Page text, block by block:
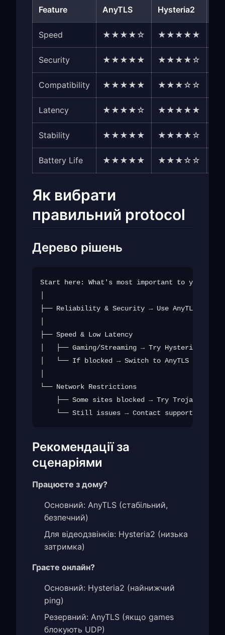
Feature AnyTLS Hysteria2
Speed ★★★★☆ ★★★★★
Security ★★★★★ ★★★★☆
Compatibility ★★★★★ ★★★☆☆
Latency ★★★★☆ ★★★★★
Stability ★★★★★ ★★★★☆
Battery Life ★★★★★ ★★★☆☆
Як вибрати
правильний protocol
Дерево рішень
Start here: What's most important to you?
├── Reliability & Security → Use AnyTLS
├── Speed & Low Latency
│   ├── Gaming/Streaming → Try Hysteria2
│   └── If blocked → Switch to AnyTLS
└── Network Restrictions
    ├── Some sites blocked → Try Trojan
Рекомендації за
сценаріями
Працюєте з дому?
Основний: AnyTLS (стабільний,
безпечний)
Для відеодзвінків: Hysteria2 (низька
затримка)
Граєте онлайн?
Основний: Hysteria2 (найнижчий
ping)
Резервний: AnyTLS (якщо games
блокують UDP)